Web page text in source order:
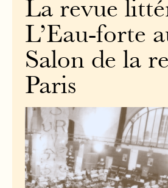
La revue
L’Eau-forte
Salon de la
Paris